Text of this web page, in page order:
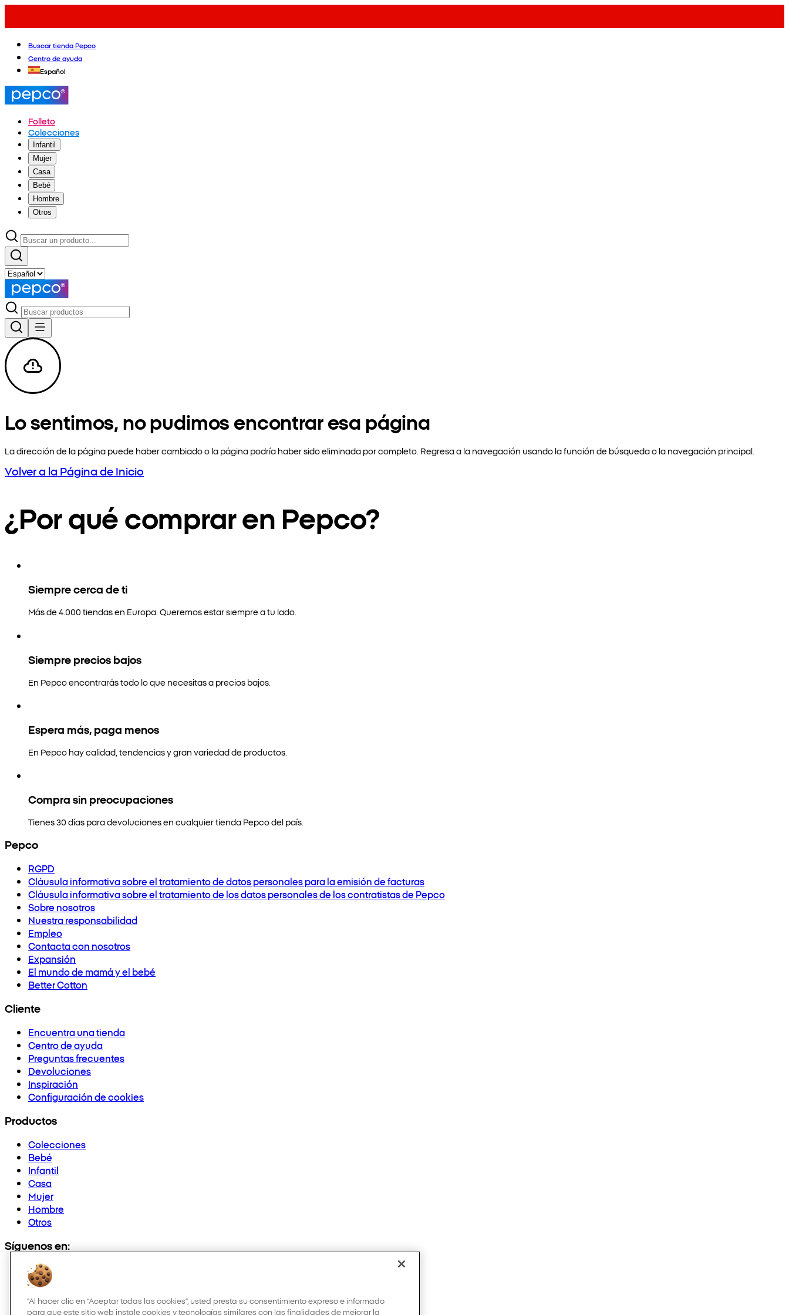
Buscar tienda Pepco
Centro de ayuda
Español
Folleto
Colecciones
Infantil
Mujer
Casa
Bebé
Hombre
Otros
Lo sentimos, no pudimos encontrar esa página
La dirección de la página puede haber cambiado o la página podría haber sido eliminada por completo. Regresa a la navegación usando la función de búsqueda o la navegación principal.
Volver a la Página de Inicio
¿Por qué comprar en Pepco?
Siempre cerca de ti
Más de 4.000 tiendas en Europa. Queremos estar siempre a tu lado.
Siempre precios bajos
En Pepco encontrarás todo lo que necesitas a precios bajos.
Espera más, paga menos
En Pepco hay calidad, tendencias y gran variedad de productos.
Compra sin preocupaciones
Tienes 30 días para devoluciones en cualquier tienda Pepco del país.
Pepco
RGPD
Cláusula informativa sobre el tratamiento de datos personales para la emisión de facturas
Cláusula informativa sobre el tratamiento de los datos personales de los contratistas de Pepco
Sobre nosotros
Nuestra responsabilidad
Empleo
Contacta con nosotros
Expansión
El mundo de mamá y el bebé
Better Cotton
Cliente
Encuentra una tienda
Centro de ayuda
Preguntas frecuentes
Devoluciones
Inspiración
Configuración de cookies
Productos
Colecciones
Bebé
Infantil
Casa
Mujer
Hombre
Otros
Síguenos en:
"Al hacer clic en “Aceptar todas las cookies”, usted presta su consentimiento expreso e informado
para que este sitio web instale cookies y tecnologías similares con las finalidades de mejorar la